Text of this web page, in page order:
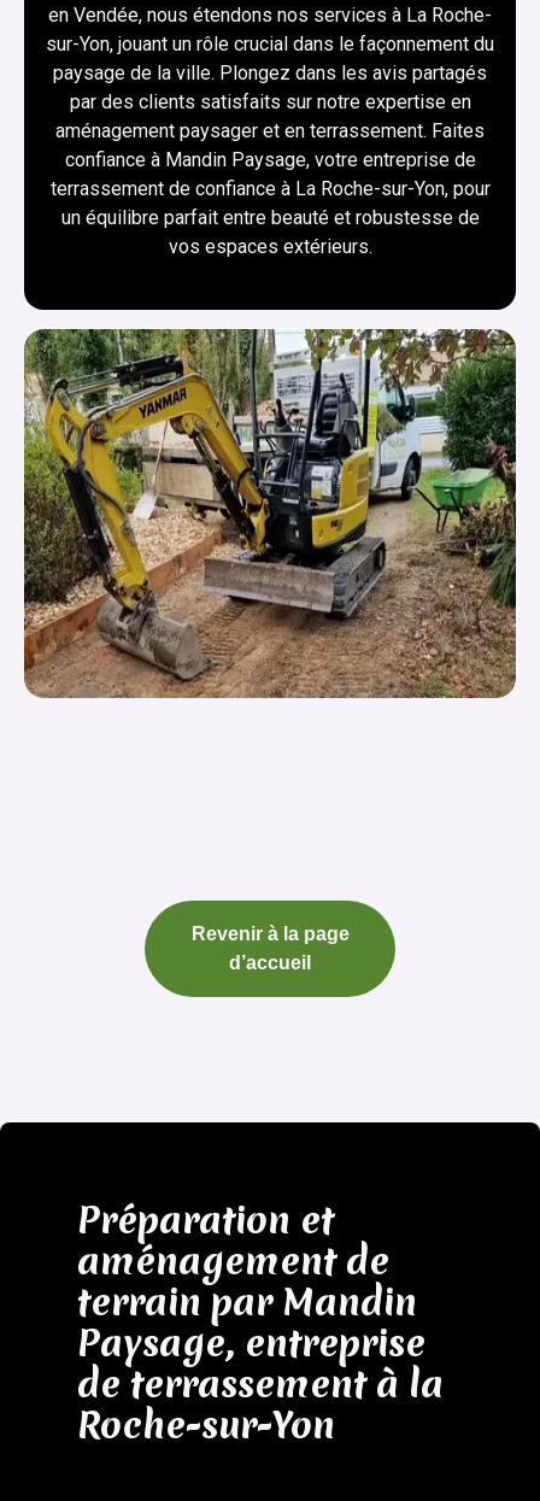
en Vendée, nous étendons nos services à La Roche-
sur-Yon, jouant un rôle crucial dans le façonnement du
paysage de la ville. Plongez dans les avis partagés
par des clients satisfaits sur notre expertise en
aménagement paysager et en terrassement. Faites
confiance à Mandin Paysage, votre entreprise de
terrassement de confiance à La Roche-sur-Yon, pour
un équilibre parfait entre beauté et robustesse de
vos espaces extérieurs.
Revenir à la page
d’accueil
Préparation et
aménagement de
terrain par Mandin
Paysage, entreprise
de terrassement à la
Roche-sur-Yon